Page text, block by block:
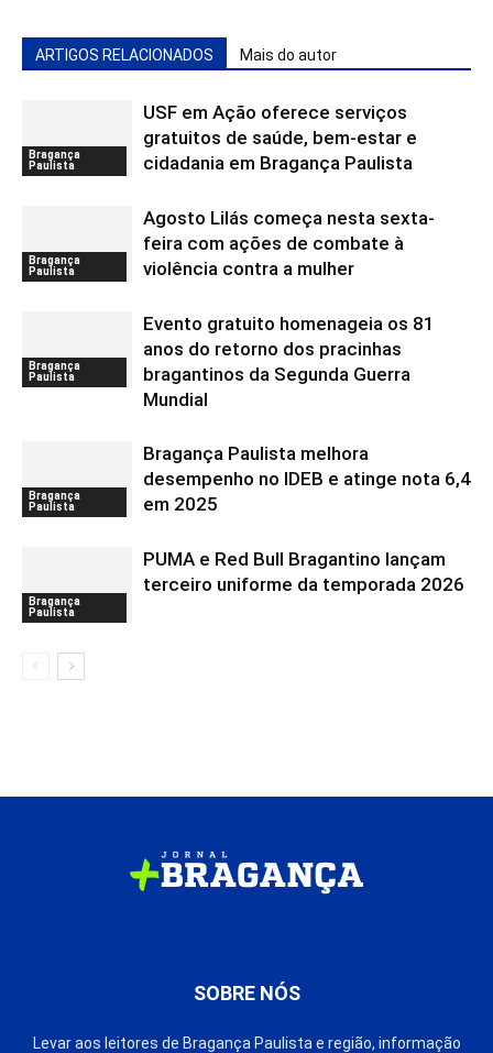
ARTIGOS RELACIONADOS Mais do autor
Bragança
Paulista
USF em Ação oferece serviços
gratuitos de saúde, bem-estar e
cidadania em Bragança Paulista
Bragança
Paulista
Agosto Lilás começa nesta sexta-
feira com ações de combate à
violência contra a mulher
Bragança
Paulista
Evento gratuito homenageia os 81
anos do retorno dos pracinhas
bragantinos da Segunda Guerra
Mundial
Bragança
Paulista
Bragança Paulista melhora
desempenho no IDEB e atinge nota 6,4
em 2025
Bragança
Paulista
PUMA e Red Bull Bragantino lançam
terceiro uniforme da temporada 2026
SOBRE NÓS
Levar aos leitores de Bragança Paulista e região, informação